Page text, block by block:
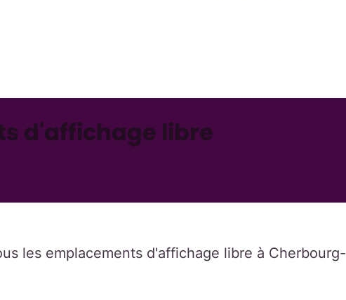
d'affichage libre
les emplacements d'affichage libre à Cherbourg-